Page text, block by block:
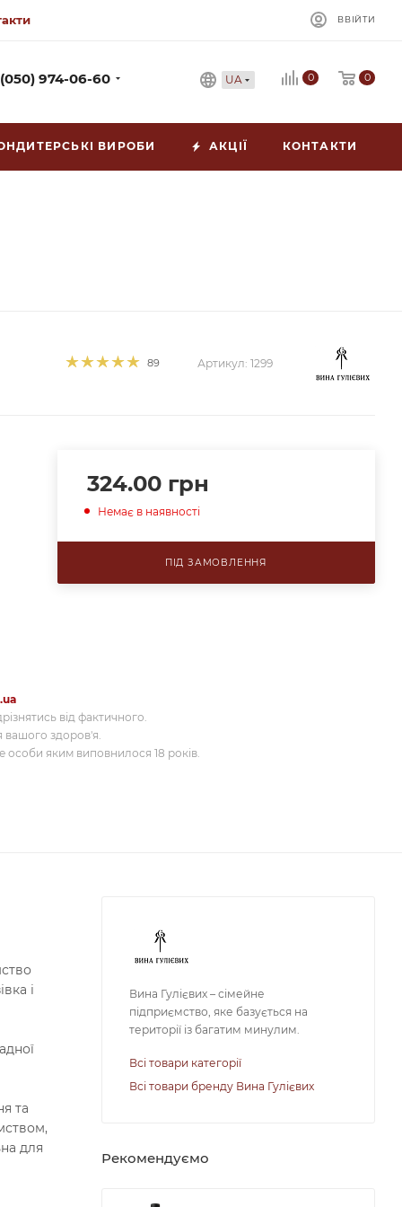
ВВІЙТИ
974-06-60 UA 0 0
ВИРОБИ АКЦІЇ КОНТАКТИ
89 Артикул: 1299
324.00грн
Немає в наявності
ПІД ЗАМОВЛЕННЯ
від фактичного.
вашого здоров'я.
яким виповнилося 18 років.
і
та
для
Вина Гулієвих – сімейне
підприємство, яке базується на
території із багатим минулим.
Всі товари категорії
Всі товари бренду Вина Гулієвих
Рекомендуємо